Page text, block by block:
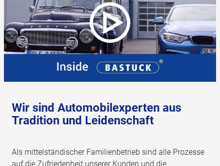
Wir sind Automobilexperten aus
Tradition und Leidenschaft
Als mittelständischer Familienbetrieb sind alle Prozesse
auf die Zufriedenheit unserer Kunden und die